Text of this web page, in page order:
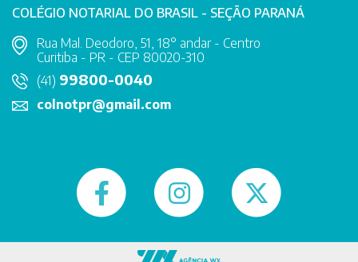
COLÉGIO NOTARIAL DO BRASIL - SEÇÃO PARANÁ
Rua Mal. Deodoro, 51, 18° andar - Centro
Curitiba - PR - CEP 80020-310
(41) 99800-0040
colnotpr@gmail.com